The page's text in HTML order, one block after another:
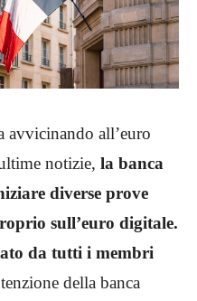
avvicinando all’euro
notizie, la banca
diverse prove
sull’euro digitale.
da tutti i membri
della banca